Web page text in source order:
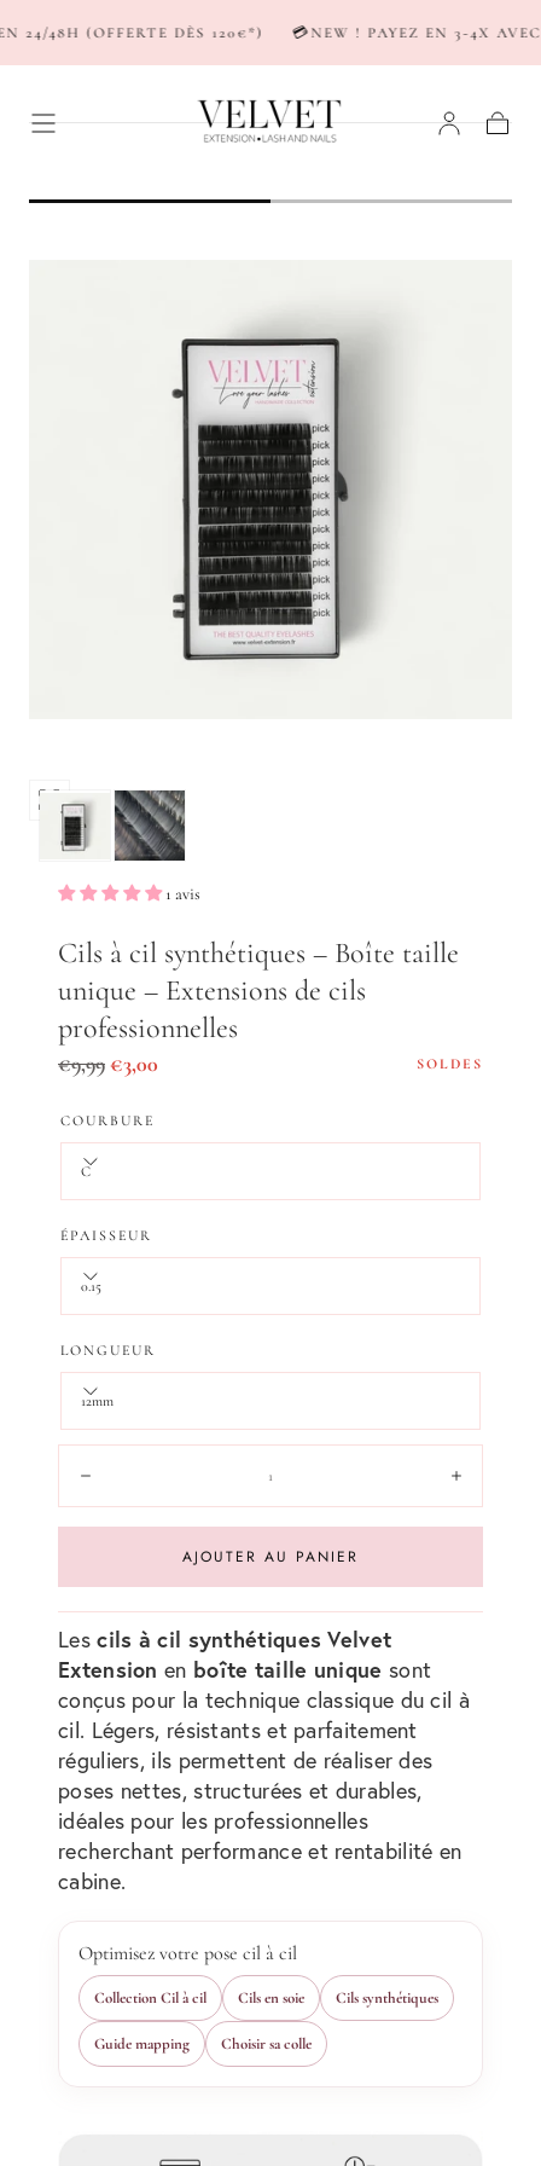
PASSER AU
CONTENU
48H (OFFERTE DÈS 120€*) 💳NEW ! PAYEZ EN 3-4X AVEC
Ouvrir
les
une
modale
1 avis
Cils à cil synthétiques – Boîte taille
unique – Extensions de cils
professionnelles
Prix
€9,99Prix
vente
€3,00 SOLDES
COURBURE
C
ÉPAISSEUR
0.15
LONGUEUR
12mm
AJOUTER AU PANIER
Lescils à cil synthétiques Velvet
Extension en boîte taille unique sont
conçus pour la technique classique du cil à
cil. Légers, résistants et parfaitement
réguliers, ils permettent de réaliser des
poses nettes, structurées et durables,
idéales pour les professionnelles
recherchant performance et rentabilité en
cabine.
Optimisez votre pose cil à cil
Collection Cil à cil Cils en soie Cils synthétiques
Guide mapping Choisir sa colle